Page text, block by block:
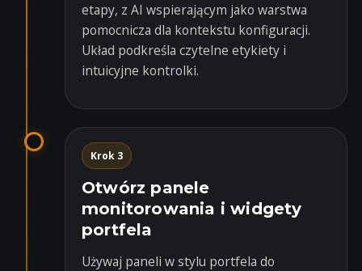
etapy, z AI wspierającym jako warstwa
pomocnicza dla kontekstu konfiguracji.
Układ podkreśla czytelne etykiety i
intuicyjne kontrolki.
Krok 3
Otwórz panele
monitorowania i widgety
portfela
Używaj paneli w stylu portfela do